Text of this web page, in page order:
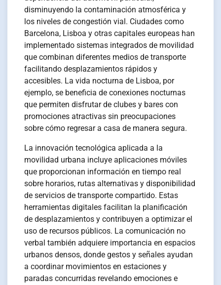
disminuyendo la contaminación atmosférica y
los niveles de congestión vial. Ciudades como
Barcelona, Lisboa y otras capitales europeas han
implementado sistemas integrados de movilidad
que combinan diferentes medios de transporte
facilitando desplazamientos rápidos y
accesibles. La vida nocturna de Lisboa, por
ejemplo, se beneficia de conexiones nocturnas
que permiten disfrutar de clubes y bares con
promociones atractivas sin preocupaciones
sobre cómo regresar a casa de manera segura.
La innovación tecnológica aplicada a la
movilidad urbana incluye aplicaciones móviles
que proporcionan información en tiempo real
sobre horarios, rutas alternativas y disponibilidad
de servicios de transporte compartido. Estas
herramientas digitales facilitan la planificación
de desplazamientos y contribuyen a optimizar el
uso de recursos públicos. La comunicación no
verbal también adquiere importancia en espacios
urbanos densos, donde gestos y señales ayudan
a coordinar movimientos en estaciones y
paradas concurridas revelando emociones e